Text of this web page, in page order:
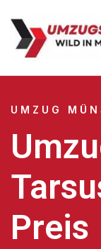
UMZUG
Preis